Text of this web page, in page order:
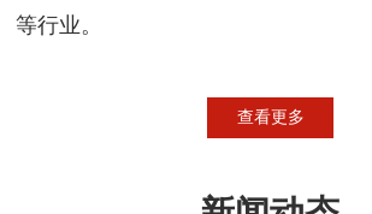
等行业。
查看更多